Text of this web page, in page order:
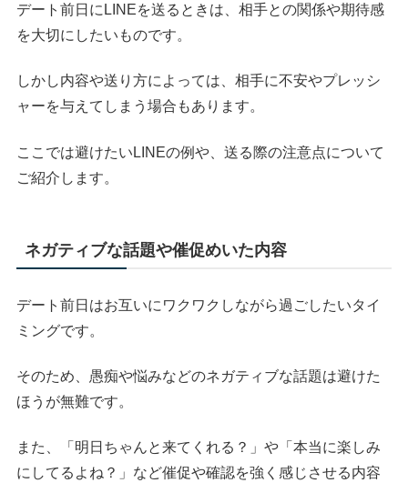
デート前日にLINEを送るときは、相手との関係や期待感
を大切にしたいものです。
しかし内容や送り方によっては、相手に不安やプレッシ
ャーを与えてしまう場合もあります。
ここでは避けたいLINEの例や、送る際の注意点について
ご紹介します。
ネガティブな話題や催促めいた内容
デート前日はお互いにワクワクしながら過ごしたいタイ
ミングです。
そのため、愚痴や悩みなどのネガティブな話題は避けた
ほうが無難です。
また、「明日ちゃんと来てくれる？」や「本当に楽しみ
にしてるよね？」など催促や確認を強く感じさせる内容